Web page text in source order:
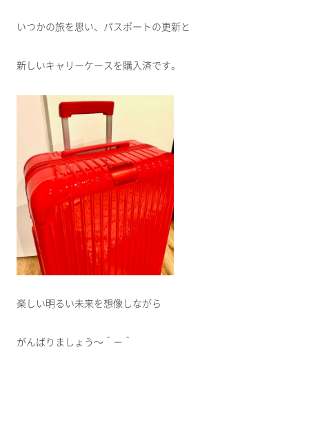
いつかの旅を思い、パスポートの更新と
新しいキャリーケースを購入済です。
楽しい明るい未来を想像しながら
がんばりましょう～＾－＾